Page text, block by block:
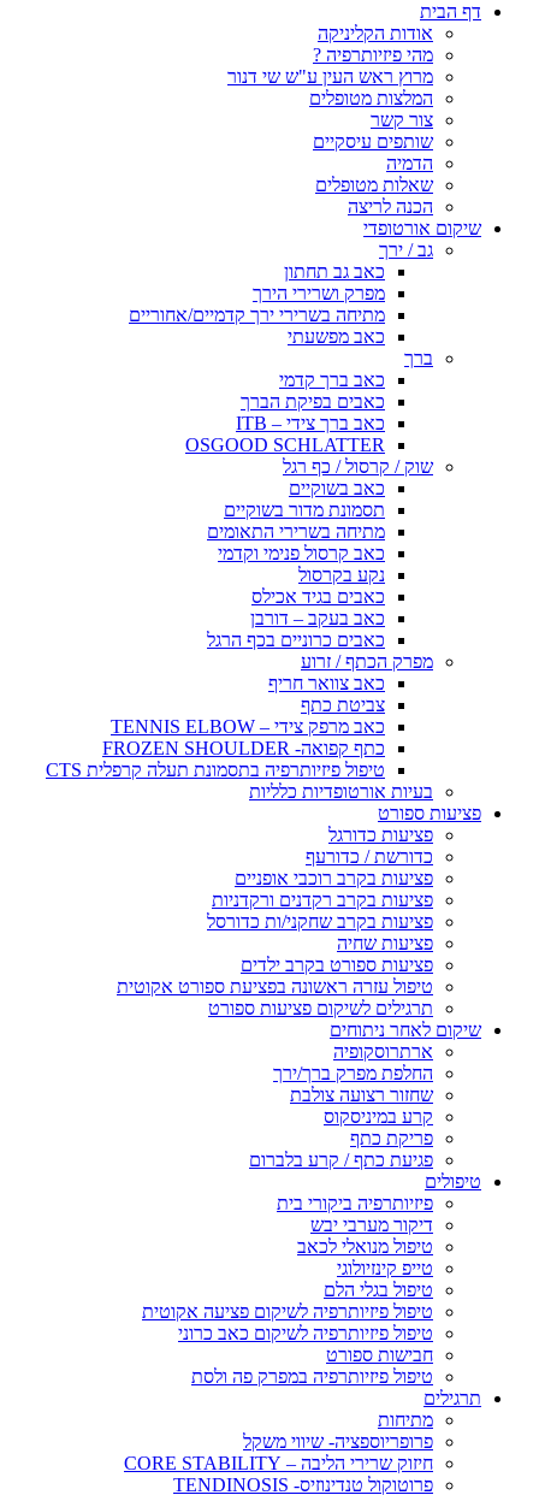
דף הבית
אודות הקליניקה
מהי פיזיותרפיה ?
מרוץ ראש העין ע"ש שי דנור
המלצות מטופלים
צור קשר
שותפים עיסקיים
הדמיה
שאלות מטופלים
הכנה לריצה
שיקום אורטופדי
גב / ירך
כאב גב תחתון
מפרק ושרירי הירך
מתיחה בשרירי ירך קדמיים/אחוריים
כאב מפשעתי
ברך
כאב ברך קדמי
כאבים בפיקת הברך
כאב ברך צידי – ITB
OSGOOD SCHLATTER
שוק / קרסול / כף רגל
כאב בשוקיים
תסמונת מדור בשוקיים
מתיחה בשרירי התאומים
כאב קרסול פנימי וקדמי
נקע בקרסול
כאבים בגיד אכילס
כאב בעקב – דורבן
כאבים כרוניים בכף הרגל
מפרק הכתף / זרוע
כאב צוואר חריף
צביטת כתף
כאב מרפק צידי – TENNIS ELBOW
כתף קפואה- FROZEN SHOULDER
טיפול פיזיותרפיה בתסמונת תעלה קרפלית CTS
בעיות אורטופדיות כלליות
פציעות ספורט
פציעות כדורגל
כדורשת / כדורעף
פציעות בקרב רוכבי אופניים
פציעות בקרב רקדנים ורקדניות
פציעות בקרב שחקני/ות כדורסל
פציעות שחיה
פציעות ספורט בקרב ילדים
טיפול עזרה ראשונה בפציעת ספורט אקוטית
תרגילים לשיקום פציעות ספורט
שיקום לאחר ניתוחים
ארתרוסקופיה
החלפת מפרק ברך/ירך
שחזור רצועה צולבת
קרע במיניסקוס
פריקת כתף
פגיעת כתף / קרע בלברום
טיפולים
פיזיותרפיה ביקורי בית
דיקור מערבי יבש
טיפול מנואלי לכאב
טייפ קינזיולוגי
טיפול בגלי הלם
טיפול פיזיותרפיה לשיקום פציעה אקוטית
טיפול פיזיותרפיה לשיקום כאב כרוני
חבישות ספורט
טיפול פיזיותרפיה במפרק פה ולסת
תרגילים
מתיחות
פרופריוספציה- שיווי משקל
חיזוק שרירי הליבה – CORE STABILITY
פרוטוקול טנדינוזיס- TENDINOSIS